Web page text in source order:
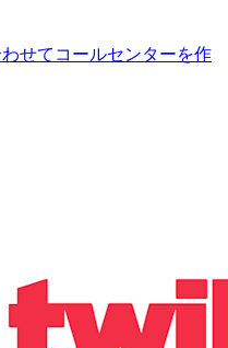
せてコールセンターを作